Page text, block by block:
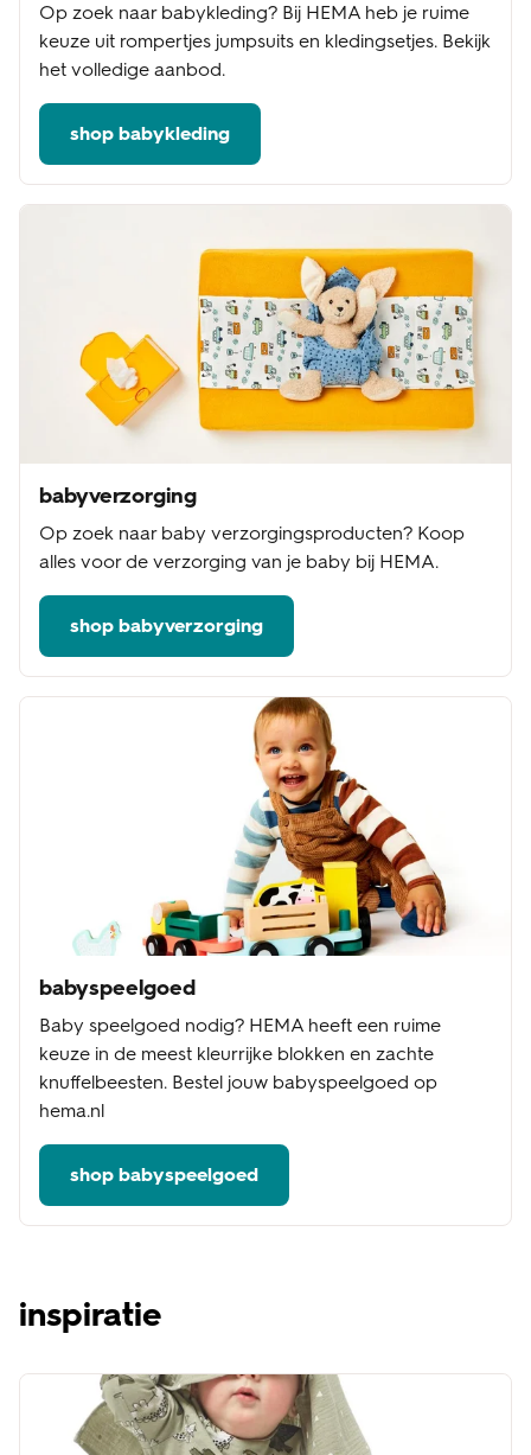
Op zoek naar babykleding? Bij HEMA heb je ruime
keuze uit rompertjes jumpsuits en kledingsetjes. Bekijk
het volledige aanbod.
shop babykleding
babyverzorging
Op zoek naar baby verzorgingsproducten? Koop
alles voor de verzorging van je baby bij HEMA.
shop babyverzorging
babyspeelgoed
Baby speelgoed nodig? HEMA heeft een ruime
keuze in de meest kleurrijke blokken en zachte
knuffelbeesten. Bestel jouw babyspeelgoed op
hema.nl
shop babyspeelgoed
inspiratie